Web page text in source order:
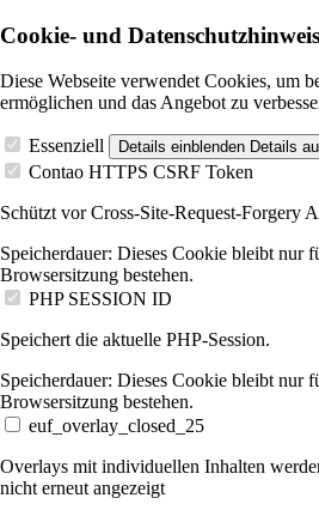
Cookie- und
Diese Webseite verwendet Cookies, um
ermöglichen und das Angebot zu
Essenziell Details einblenden Details
Contao HTTPS CSRF Token
Schützt vor Cross-Site-Request-Forgery
Speicherdauer: Dieses Cookie bleibt nur
Browsersitzung bestehen.
PHP SESSION ID
Speichert die aktuelle PHP-Session.
Speicherdauer: Dieses Cookie bleibt nur
Browsersitzung bestehen.
euf_overlay_closed_25
Overlays mit individuellen Inhalten
nicht erneut angezeigt